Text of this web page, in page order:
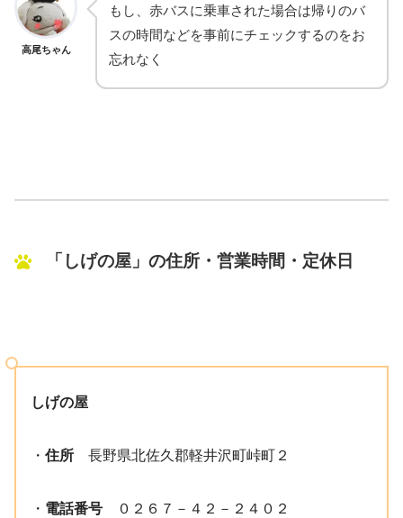
高尾ちゃん
もし、赤バスに乗車された場合は帰りのバ
スの時間などを事前にチェックするのをお
忘れなく
「しげの屋」の住所・営業時間・定休日
しげの屋
・ 住所 長野県北佐久郡軽井沢町峠町２
・ 電話番号 ０２６７－４２－２４０２